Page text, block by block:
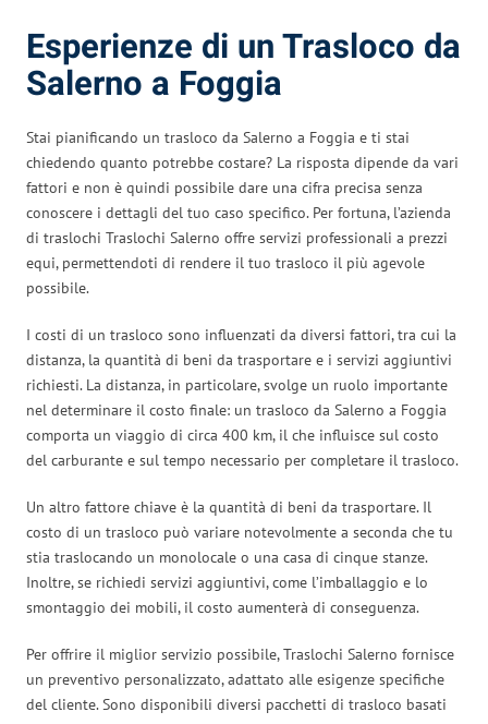
Esperienze di un Trasloco da
Salerno a Foggia
Stai pianificando un trasloco da Salerno a Foggia e ti stai
chiedendo quanto potrebbe costare? La risposta dipende da vari
fattori e non è quindi possibile dare una cifra precisa senza
conoscere i dettagli del tuo caso specifico. Per fortuna, l’azienda
di traslochi Traslochi Salerno offre servizi professionali a prezzi
equi, permettendoti di rendere il tuo trasloco il più agevole
possibile.
I costi di un trasloco sono influenzati da diversi fattori, tra cui la
distanza, la quantità di beni da trasportare e i servizi aggiuntivi
richiesti. La distanza, in particolare, svolge un ruolo importante
nel determinare il costo finale: un trasloco da Salerno a Foggia
comporta un viaggio di circa 400 km, il che influisce sul costo
del carburante e sul tempo necessario per completare il trasloco.
Un altro fattore chiave è la quantità di beni da trasportare. Il
costo di un trasloco può variare notevolmente a seconda che tu
stia traslocando un monolocale o una casa di cinque stanze.
Inoltre, se richiedi servizi aggiuntivi, come l’imballaggio e lo
smontaggio dei mobili, il costo aumenterà di conseguenza.
Per offrire il miglior servizio possibile, Traslochi Salerno fornisce
un preventivo personalizzato, adattato alle esigenze specifiche
del cliente. Sono disponibili diversi pacchetti di trasloco basati